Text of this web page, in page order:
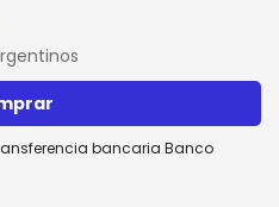
bancaria Banco